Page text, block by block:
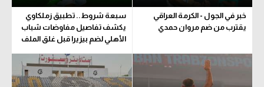
خبر في الجول - الكرمة العراقي
يقترب من ضم مروان حمدي
سبعة شروط.. تطبيق زملكاوي
يكشف تفاصيل مفاوضات شباب
الأهلي لضم بيزيرا قبل غلق الملف